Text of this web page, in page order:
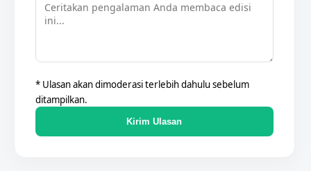
* Ulasan akan dimoderasi terlebih dahulu sebelum
ditampilkan.
Kirim Ulasan